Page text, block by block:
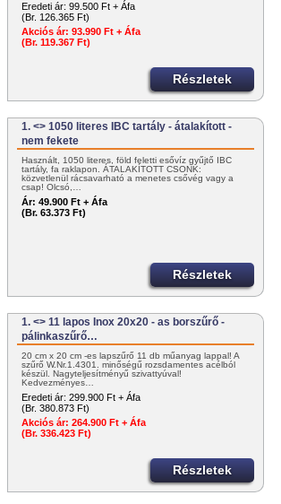
Eredeti ár: 99.500 Ft + Áfa
(Br. 126.365 Ft)
Akciós ár: 93.990 Ft + Áfa
(Br. 119.367 Ft)
Részletek
1. <> 1050 literes IBC tartály - átalakított -
nem fekete
Használt, 1050 literes, föld feletti esővíz gyűjtő IBC
tartály, fa raklapon. ÁTALAKÍTOTT CSONK:
közvetlenül rácsavarható a menetes csővég vagy a
csap! Olcsó,…
Ár: 49.900 Ft + Áfa
(Br. 63.373 Ft)
Részletek
1. <> 11 lapos Inox 20x20 - as borszűrő -
pálinkaszűrő…
20 cm x 20 cm -es lapszűrő 11 db műanyag lappal! A
szűrő W.Nr.1.4301. minőségű rozsdamentes acélból
készül. Nagyteljesítményű szivattyúval!
Kedvezményes…
Eredeti ár: 299.900 Ft + Áfa
(Br. 380.873 Ft)
Akciós ár: 264.900 Ft + Áfa
(Br. 336.423 Ft)
Részletek